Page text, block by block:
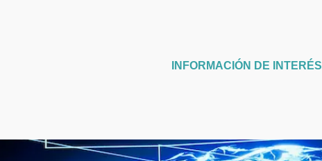
INFORMACIÓN DE INTERÉS